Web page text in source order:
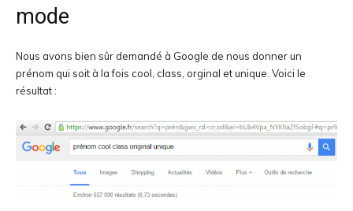
mode
Nous avons bien sûr demandé à Google de nous donner un
prénom qui soit à la fois cool, class, orginal et unique. Voici le
résultat :